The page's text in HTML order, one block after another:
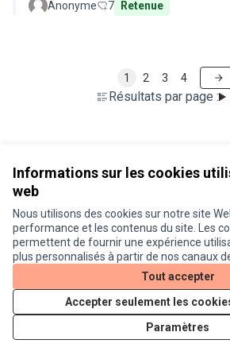
Informations sur les cookies
web
Nous utilisons des cookies sur notre site
performance et les contenus du site. Les
permettent de fournir une expérience
plus personnalisés à partir de nos canaux
Tout accepter
Accepter seulement les
Paramètres
Anonyme 7 Retenue
Résultats par page :
1 2 3 4
Conditions d'utilisation
Paramètres des cookies
Je participe ! sur X
(Lien externe)
Je participe ! sur Facebook
Je participe ! sur Instagram
Site réalisé grâce aulogiciel libre Decidim .